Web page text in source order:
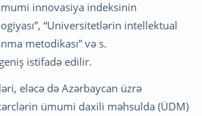
innovasiya indeksinin
“Universitetlərin intellektual
metodikası” və s.
istifadə edilir.
eləcə də Azərbaycan üzrə
ümumi daxili məhsulda (ÜDM)